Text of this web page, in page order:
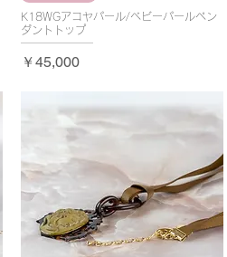
K18WGアコヤパール/ベビーパールペン
ダントトップ
価格
￥45,000